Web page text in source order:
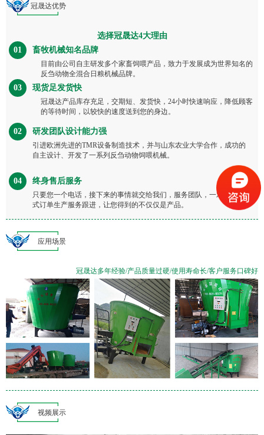
冠晟达优势
选择冠晟达4大理由
01
畜牧机械知名品牌
目前由公司自主研发多个家畜饲喂产品，致力于发展成为世界知名的
反刍动物全混合日粮机械品牌。
03 现货足发货快
冠晟达产品库存充足，交期短、发货快，24小时快速响应，降低顾客
的等待时间，以较快的速度送到您的身边。
02 研发团队设计能力强
引进欧洲先进的TMR设备制造技术，并与山东农业大学合作，成功的
自主设计、开发了一系列反刍动物饲喂机械。
04 终身售后服务
只要您一个电话，接下来的事情就交给我们，服务团队，一对一管家
式订单生产服务跟进，让您得到的不仅仅是产品。
应用场景
冠晟达多年经验/产品质量过硬/使用寿命长/客户服务口碑好
视频展示